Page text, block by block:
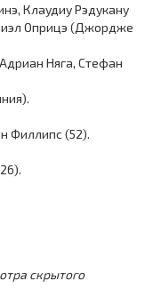
Клаудиу Рэдукану
Оприцэ (Джордже
Няга, Стефан
Филлипс (52).
скрытого